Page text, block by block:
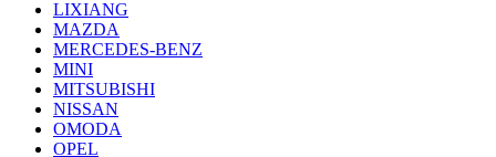
LIXIANG
MAZDA
MERCEDES-BENZ
MINI
MITSUBISHI
NISSAN
OMODA
OPEL